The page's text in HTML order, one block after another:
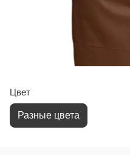
Цвет
Разные цвета